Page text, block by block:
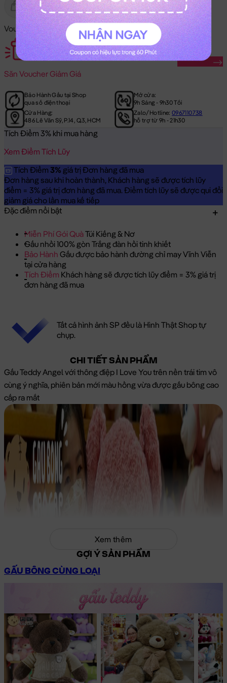
Gửi Tặng Hết Hàng
Voucher Mã Khuyến Mãi:
Săn Voucher Giảm Giá
Săn Ngay
Bảo Hành Gấu tại Shop
qua số điện thoại
Mở cửa:
9h Sáng - 9h30 Tối
Cửa Hàng:
486 Lê Văn Sỹ, P.14, Q.3, HCM
Zalo/Hotline:0967110738
hỗ trợ từ 9h - 21h30
Tích Điểm 3% khi mua hàng
Xem Điểm Tích Lũy
Tích Điểm 3% giá trị Đơn hàng đã mua
Đơn hàng sau khi hoàn thành, Khách hàng sẽ được tích lũy
điểm = 3% giá trị đơn hàng đã mua. Điểm tích lũy sẽ được qui đổi
giảm giá cho lần mua kế tiếp
Đặc điểm nổi bật
Miễn Phí Gói QuàTúi Kiếng & Nơ
Gấu nhồi 100% gòn Trắng đàn hồi tinh khiết
Bảo Hành Gấu được bảo hành đường chỉ may Vĩnh Viễn
tại cửa hàng
Tích Điểm Khách hàng sẽ được tích lũy điểm = 3% giá trị
đơn hàng đã mua
Tất cả hình ảnh SP đều là Hình Thật Shop tự
chụp.
CHI TIẾT SẢN PHẨM
Gấu Teddy Angel với thông điệp I Love You trên nền trái tim vô
cùng ý nghĩa, phiên bản mới màu hồng vừa được gấu bông cao
cấp ra mắt
Xem thêm
GỢI Ý SẢN PHẨM
GẤU BÔNG CÙNG LOẠI